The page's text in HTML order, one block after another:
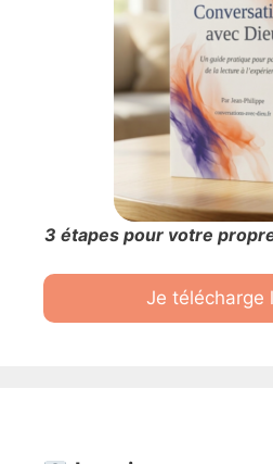
3 étapes pour votre
Je télécharge